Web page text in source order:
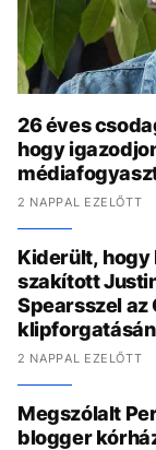
26 éves
hogy
2 NAPPAL EZELŐTT
Kiderült, hogy
szakított
Spearsszel
klipforgatásán
2 NAPPAL EZELŐTT
Megszólalt
blogger